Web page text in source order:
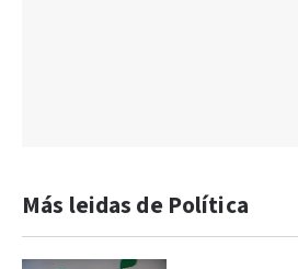
Más leidas de Política